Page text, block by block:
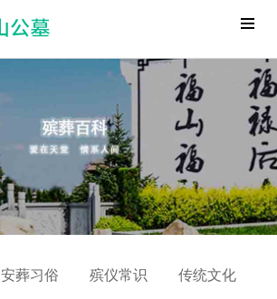
安葬习俗 殡仪常识 传统文化